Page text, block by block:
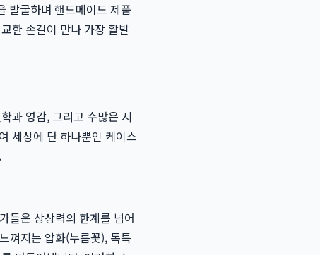
발굴하며 핸드메이드 제품
한 손길이 만나 가장 활발
과 영감, 그리고 수많은 시
세상에 단 하나뿐인 케이스
들은 상상력의 한계를 넘어
껴지는 압화(누름꽃), 독특